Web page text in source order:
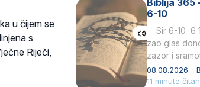
u čijem se
s
Riječi,
Svojim
dubokom
prema
Biblija 365
6-10
Sir 6-10 6
zao glas
zazor i
kako to biva
grešniku
08.08.2026. ·
11 minute